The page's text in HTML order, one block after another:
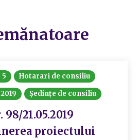
Hotarari de consiliu
Ședințe de consiliu
21.05.2019
proiectului